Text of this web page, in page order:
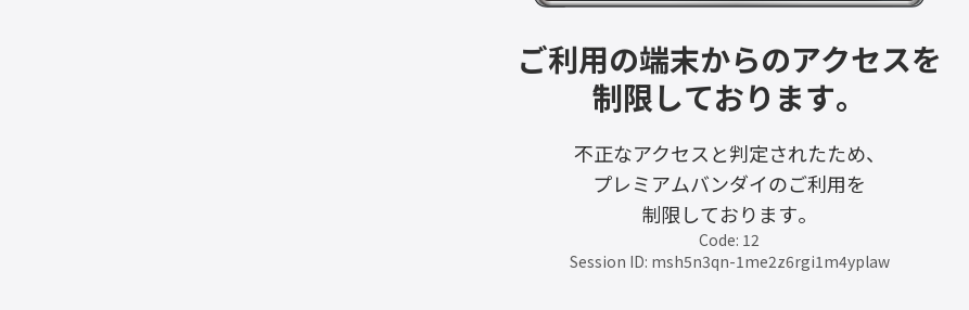
ご利用の端末からのアクセスを
制限しております。
不正なアクセスと判定されたため、
プレミアムバンダイのご利用を
制限しております。
Code: 12
Session ID: msh5n3qn-1me2z6rgi1m4yplaw